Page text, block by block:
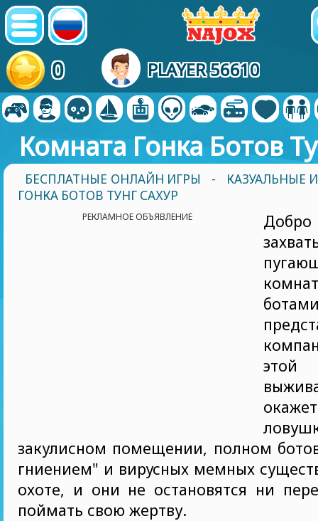
0 PLAYER 56610
Комната Гонка Ботов
БЕСПЛАТНЫЕ ОНЛАЙН ИГРЫ -
КАЗУАЛЬНЫЕ
ГОНКА БОТОВ ТУНГ САХУР
РЕКЛАМНОЕ ОБЪЯВЛЕНИЕ
Добро
закулисном помещении, полном
гниением" и вирусных мемных
охоте, и они не остановятся ни
поймать свою жертву.